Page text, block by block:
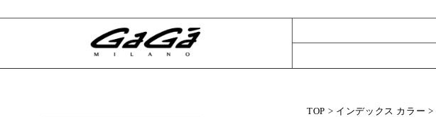
TOP > インデックス カラー >